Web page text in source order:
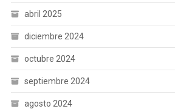
abril 2025
diciembre 2024
octubre 2024
septiembre 2024
agosto 2024